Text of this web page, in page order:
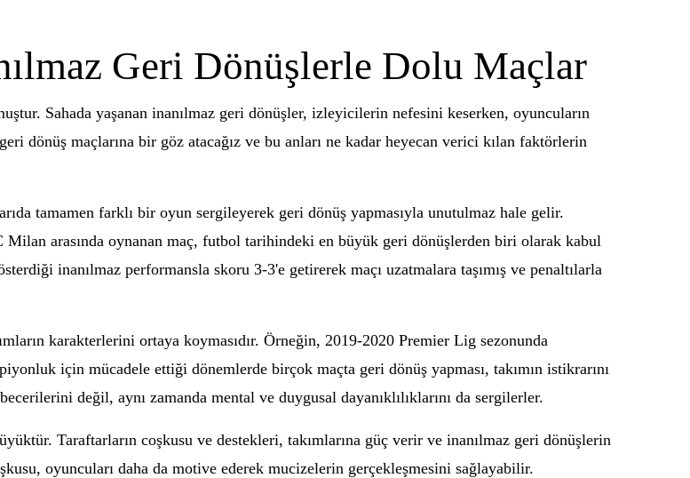
Geri Dönüşlerle Dolu Maçlar
Sahada yaşanan inanılmaz geri dönüşler, izleyicilerin nefesini keserken, oyuncuların
dönüş maçlarına bir göz atacağız ve bu anları ne kadar heyecan verici kılan faktörlerin
tamamen farklı bir oyun sergileyerek geri dönüş yapmasıyla unutulmaz hale gelir.
arasında oynanan maç, futbol tarihindeki en büyük geri dönüşlerden biri olarak kabul
inanılmaz performansla skoru 3-3'e getirerek maçı uzatmalara taşımış ve penaltılarla
karakterlerini ortaya koymasıdır. Örneğin, 2019-2020 Premier Lig sezonunda
için mücadele ettiği dönemlerde birçok maçta geri dönüş yapması, takımın istikrarını
değil, aynı zamanda mental ve duygusal dayanıklılıklarını da sergilerler.
Taraftarların coşkusu ve destekleri, takımlarına güç verir ve inanılmaz geri dönüşlerin
oyuncuları daha da motive ederek mucizelerin gerçekleşmesini sağlayabilir.